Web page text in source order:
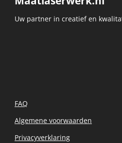
Uw partner in creatief en
FAQ
Algemene voorwaarden
Privacyverklaring